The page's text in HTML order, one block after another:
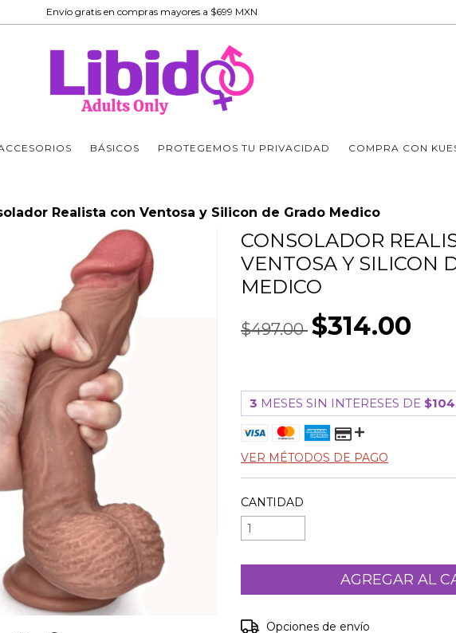
Envío gratis en compras mayores a $699 MXN
BÁSICOS PROTEGEMOS TU PRIVACIDAD COMPRA CON
Realista con Ventosa y Silicon de Grado Medico
CONSOLADOR
VENTOSA Y SILICON
MEDICO
$497.00 $314.00
3 MESES SIN INTERESES DE
CANTIDAD